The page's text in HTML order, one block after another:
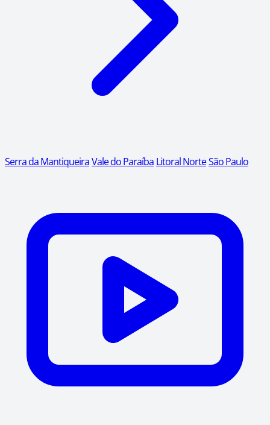
Serra da MantiqueiraVale do Paraíba Litoral NorteSão Paulo